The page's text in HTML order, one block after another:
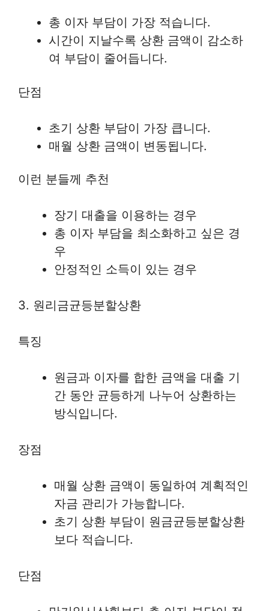
총 이자 부담이 가장 적습니다.
시간이 지날수록 상환 금액이 감소하
여 부담이 줄어듭니다.
단점
초기 상환 부담이 가장 큽니다.
매월 상환 금액이 변동됩니다.
이런 분들께 추천
장기 대출을 이용하는 경우
총 이자 부담을 최소화하고 싶은 경
우
안정적인 소득이 있는 경우
3. 원리금균등분할상환
특징
원금과 이자를 합한 금액을 대출 기
간 동안 균등하게 나누어 상환하는
방식입니다.
장점
매월 상환 금액이 동일하여 계획적인
자금 관리가 가능합니다.
초기 상환 부담이 원금균등분할상환
보다 적습니다.
단점